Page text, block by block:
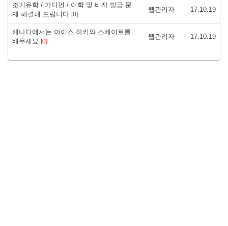
조기유학 / 가디언 / 어학 및 비자 발급 문
제 해결해 드립니다 [0]
웹관리자 17.10.19
캐나다에서는 아이스 하키와 스케이트를
배우세요 [0]
웹관리자 17.10.19